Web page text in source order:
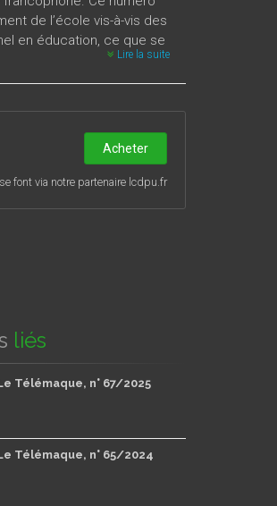
de l’école vis-à-vis des
en éducation, ce que se
Lire la suite
Acheter
font via notre partenaire lcdpu.fr
liés
Télémaque, n° 67/2025
Télémaque, n° 65/2024